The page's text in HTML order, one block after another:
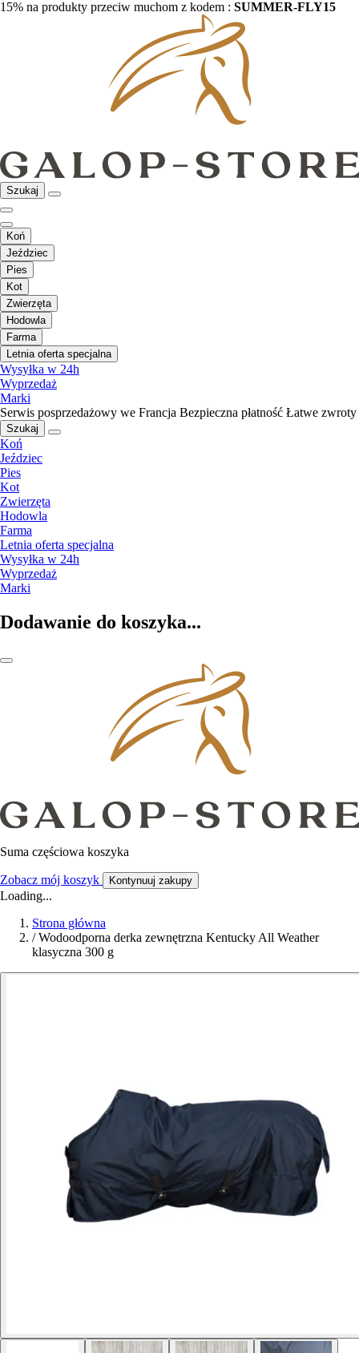
15% na produkty przeciw muchom z kodem : SUMMER-FLY15
Szukaj
Koń
Jeździec
Pies
Kot
Zwierzęta
Hodowla
Farma
Letnia oferta specjalna
Wysyłka w 24h
Wyprzedaż
Marki
Serwis posprzedażowy we Francja Bezpieczna płatność Łatwe zwroty
Szukaj
Koń
Jeździec
Pies
Kot
Zwierzęta
Hodowla
Farma
Letnia oferta specjalna
Wysyłka w 24h
Wyprzedaż
Marki
Dodawanie do koszyka...
Suma częściowa koszyka
Zobacz mój koszyk Kontynuuj zakupy
Loading...
Strona główna
/ Wodoodporna derka zewnętrzna Kentucky All Weather
klasyczna 300 g